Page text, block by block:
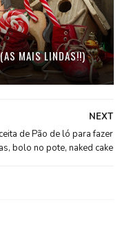
MAIS LINDAS!!)
NEXT
de Pão de ló para fazer
bolo no pote, naked cake